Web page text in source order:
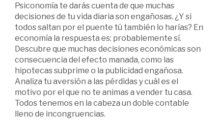
Psiconomía te darás cuenta de que muchas
decisiones de tu vida diaria son engañosas. ¿Y si
todos saltan por el puente tú también lo harías? En
economía la respuesta es: probablemente sí.
Descubre que muchas decisiones económicas son
consecuencia del efecto manada, como las
hipotecas subprime o la publicidad engañosa.
Analiza tu aversión a las pérdidas y cuál es el
motivo por el que no te animas a vender tu casa.
Todos tenemos en la cabeza un doble contable
lleno de incongruencias.